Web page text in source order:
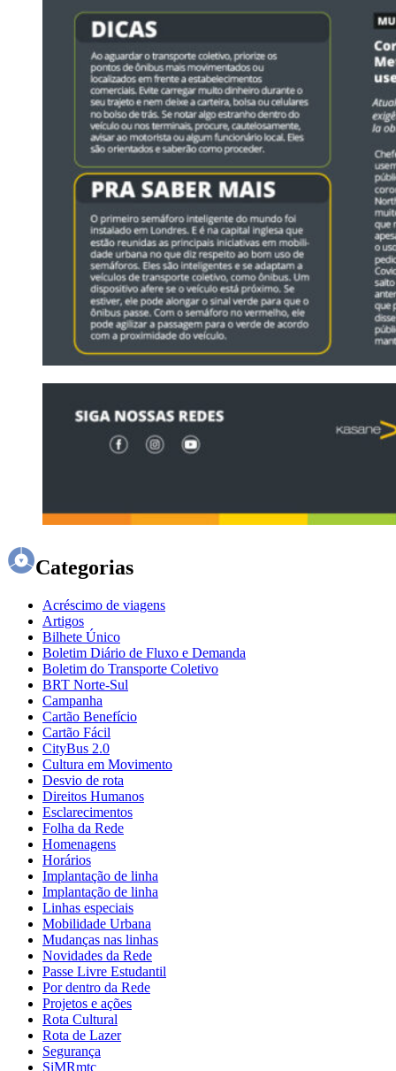
Categorias
Acréscimo de viagens
Artigos
Bilhete Único
Boletim Diário de Fluxo e Demanda
Boletim do Transporte Coletivo
BRT Norte-Sul
Campanha
Cartão Benefício
Cartão Fácil
CityBus 2.0
Cultura em Movimento
Desvio de rota
Direitos Humanos
Esclarecimentos
Folha da Rede
Homenagens
Horários
Implantação de linha
Implantação de linha
Linhas especiais
Mobilidade Urbana
Mudanças nas linhas
Novidades da Rede
Passe Livre Estudantil
Por dentro da Rede
Projetos e ações
Rota Cultural
Rota de Lazer
Segurança
SiMRmtc